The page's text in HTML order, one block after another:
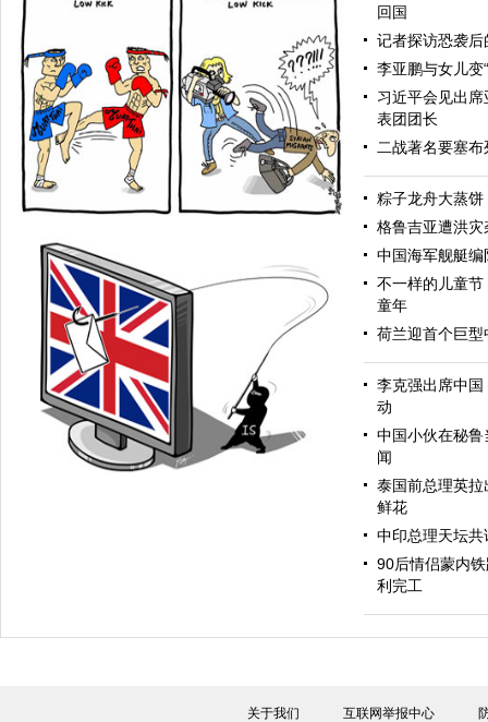
众怒
回国
记者探访恐袭
李亚鹏与女儿变
习近平会见出
表团团长
二战著名要塞
粽子龙舟大蒸
格鲁吉亚遭洪
中国海军舰艇
不一样的儿童
童年
荷兰迎首个巨型
李克强出席中
动
中国小伙在秘鲁
闻
泰国前总理英
鲜花
中印总理天坛共
90后情侣蒙内
利完工
关于我们 互联网举报中心